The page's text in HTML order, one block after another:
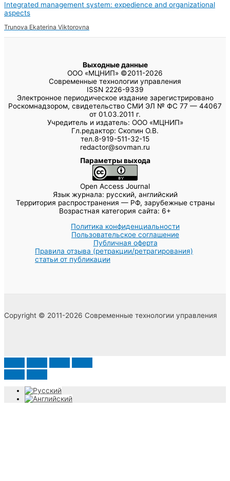
Integrated management system: expedience and organizational
aspects
Trunova Ekaterina Viktorovna
Выходные данные
ООО «МЦНИП» ©2011-2026
Современные технологии управления
ISSN 2226-9339
Электронное периодическое издание зарегистрировано
Роскомнадзором, свидетельство СМИ ЭЛ № ФС 77 — 44067
от 01.03.2011 г.
Учредитель и издатель: ООО «МЦНИП»
Гл.редактор: Скопин О.В.
тел.8-919-511-32-15
redactor@sovman.ru
Параметры выхода
Open Access Journal
Язык журнала: русский, английский
Территория распространения — РФ, зарубежные страны
Возрастная категория сайта: 6+
Политика конфиденциальности
Пользовательское соглашение
Публичная оферта
Правила отзыва (ретракции/ретрагирования)
статьи от публикации
Copyright © 2011-2026 Современные технологии управления